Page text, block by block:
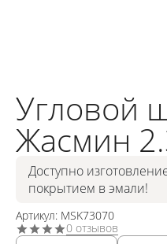
Угловой
Жасмин
Доступно
покрытием в эмали!
Артикул: MSK73070
0 отзывов